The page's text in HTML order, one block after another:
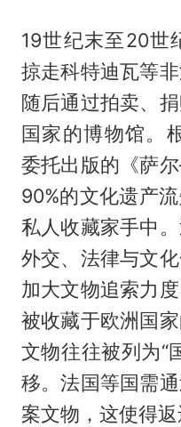
19世纪末至20世
掠走科特迪瓦等
随后通过拍卖、
国家的博物馆。
委托出版的《萨
90%的文化遗产
私人收藏家手中
外交、法律与文
加大文物追索力
被收藏于欧洲国
文物往往被列为“
移。法国等国需
案文物，这使得返